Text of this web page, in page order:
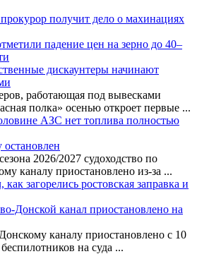
получит дело о махинациях
падение цен на зерно до 40–
дискаунтеры начинают
работающая под вывесками
полка» осенью откроет первые ...
АЗС нет топлива полностью
2026/2027 судоходство по
каналу приостановлено из-за ...
загорелись ростовская заправка и
Донской канал приостановлено на
каналу приостановлено с 10
на суда ...